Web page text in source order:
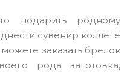
подарить родному
сувенир коллеге
заказать брелок
рода заготовка,